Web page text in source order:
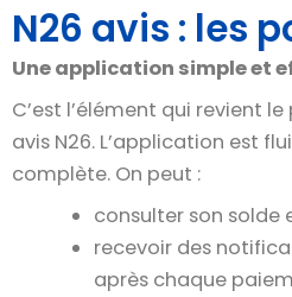
N26 avis : les
Une application simple et
C’est l’élément qui revient
avis N26. L’application est
complète. On peut :
consulter son solde
recevoir des
après chaque